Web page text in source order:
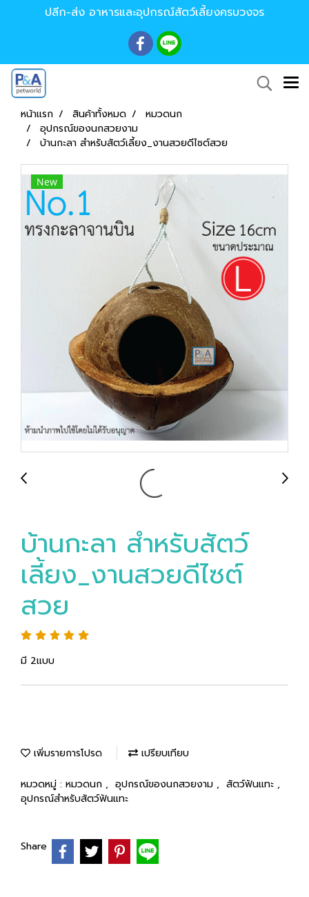
ปลีก-ส่ง อาหารและอุปกรณ์สัตว์เลี้ยงครบวงจร
หน้าแรก สินค้าทั้งหมด
หมวดนก
อุปกรณ์ของนกสวยงาม
บ้านกะลา สำหรับสัตว์เลี้ยง_งานสวยดีไซต์สวย
New
บ้านกะลา สำหรับสัตว์
เลี้ยง_งานสวยดีไซต์
สวย
มี 2แบบ
เพิ่มรายการโปรด เปรียบเทียบ
หมวดหมู่ : หมวดนก , อุปกรณ์ของนกสวยงาม , สัตว์ฟันแทะ ,
อุปกรณ์สำหรับสัตว์ฟันแทะ
Share